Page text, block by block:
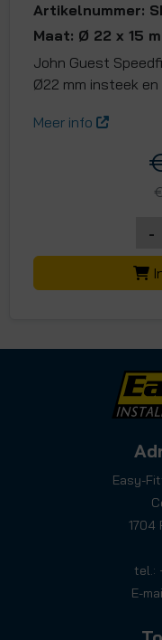
Artikelnummer:
Maat: Ø 22 x 15
John Guest
Ø22 mm insteek
Meer info
€
-
Easy-
1704
tel.:
E-